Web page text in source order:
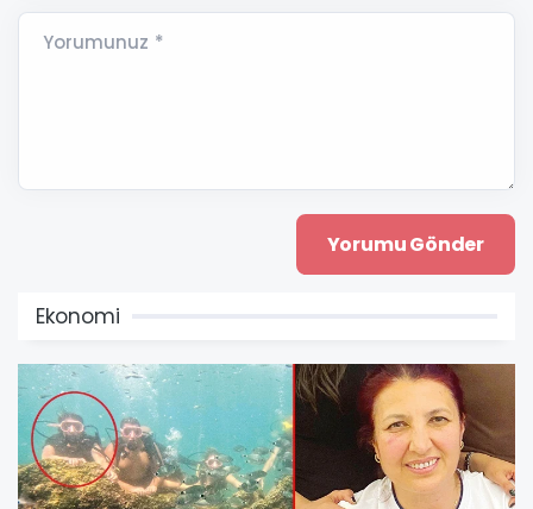
Yorumunuz *
Ekonomi